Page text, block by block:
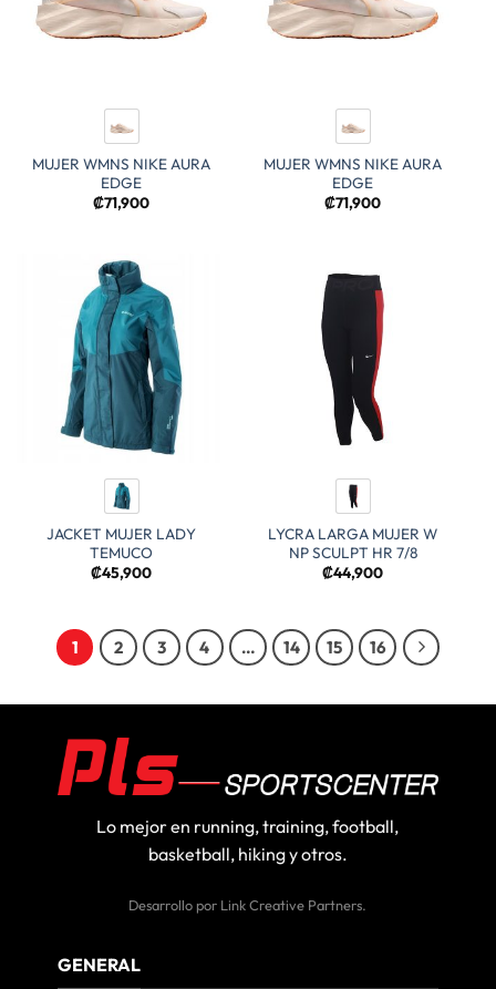
MUJER WMNS NIKE AURA
EDGE
₡71,900
MUJER WMNS NIKE AURA
EDGE
₡71,900
JACKET MUJER LADY
TEMUCO
₡45,900
LYCRA LARGA MUJER W
NP SCULPT HR 7/8
₡44,900
1 2 3 4 … 14 15 16
Lo mejor en running, training, football,
basketball, hiking y otros.
Desarrollo por Link Creative Partners.
GENERAL